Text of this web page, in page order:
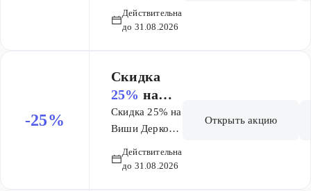
упаковок
Эстедерм
Эстедерм
Действительна
до 31.08.2026
-25%
Скидка
25% на
Виши
Деркос и
Минерал
89
Скидка 25% на
Виши Деркос и
Действительна
до 31.08.2026
Открыть акцию